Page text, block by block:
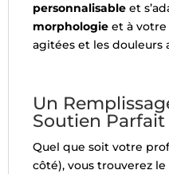
personnalisableet
morphologieet à votre
agitées et les douleurs
Un
Soutien Parfait
Quel que soit votre
côté), vous trouverez